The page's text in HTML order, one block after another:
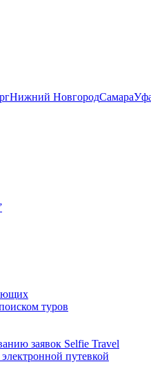
Нижний НовгородСамара
туров
заявок Selfie Travel
путевкой